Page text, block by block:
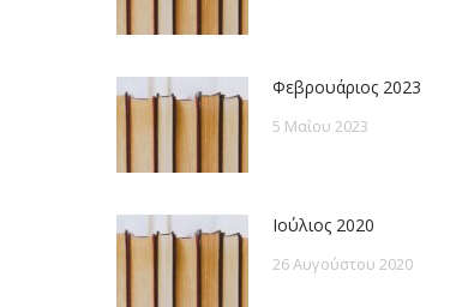
Φεβρουάριος 2023
5 Μαΐου 2023
Ιούλιος 2020
26 Αυγούστου 2020